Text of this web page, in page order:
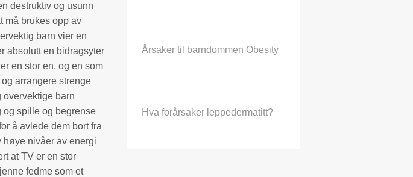
destruktiv og usunn
må brukes opp av
barn vier en
absolutt en bidragsyter
en stor en, og en som
arrangere strenge
overvektige barn
og spille og begrense
å avlede dem bort fra
høye nivåer av energi
at TV er en stor
fedme som et
Årsaker til barndommen Obesity
Hva forårsaker leppedermatitt?